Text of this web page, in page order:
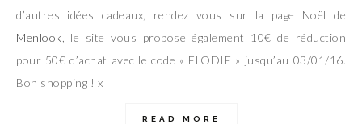
d’autres idées cadeaux, rendez vous sur la page Noël de
Menlook , le site vous propose également 10€ de réduction
pour 50€ d’achat avec le code « ELODIE » jusqu’au 03/01/16.
Bon shopping ! x
READ MORE